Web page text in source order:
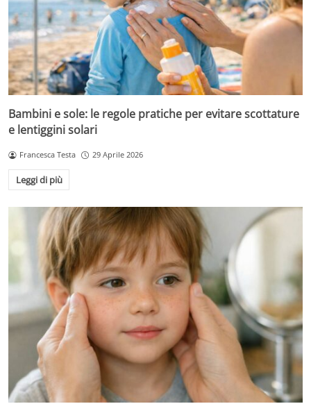
Bambini e sole: le regole pratiche per evitare scottature
e lentiggini solari
Francesca Testa 29 Aprile 2026
Leggi di più